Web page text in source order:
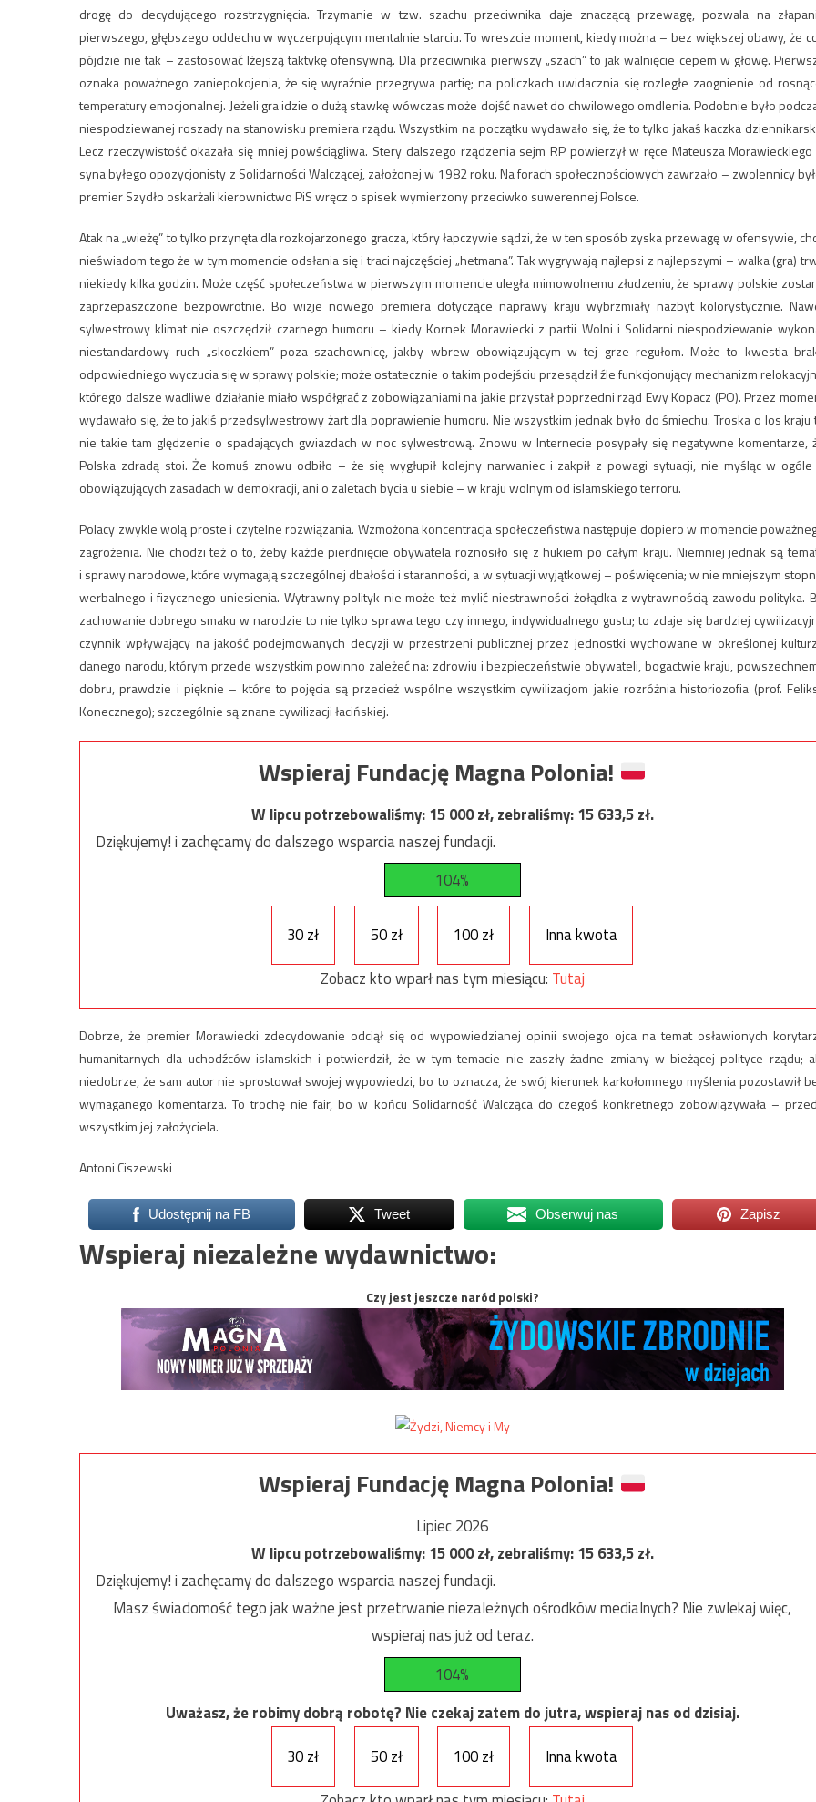
drogę do decydującego rozstrzygnięcia. Trzymanie w tzw. szachu przeciwnika daje znaczącą przewagę, pozwala na
pierwszego, głębszego oddechu w wyczerpującym mentalnie starciu. To wreszcie moment, kiedy można – bez większej obawy, że
pójdzie nie tak – zastosować lżejszą taktykę ofensywną. Dla przeciwnika pierwszy „szach” to jak walnięcie cepem w głowę.
oznaka poważnego zaniepokojenia, że się wyraźnie przegrywa partię; na policzkach uwidacznia się rozległe zaognienie od
temperatury emocjonalnej. Jeżeli gra idzie o dużą stawkę wówczas może dojść nawet do chwilowego omdlenia. Podobnie było
niespodziewanej roszady na stanowisku premiera rządu. Wszystkim na początku wydawało się, że to tylko jakaś kaczka
Lecz rzeczywistość okazała się mniej powściągliwa. Stery dalszego rządzenia sejm RP powierzył w ręce Mateusza
syna byłego opozycjonisty z Solidarności Walczącej, założonej w 1982 roku. Na forach społecznościowych zawrzało – zwolennicy
premier Szydło oskarżali kierownictwo PiS wręcz o spisek wymierzony przeciwko suwerennej Polsce.
Atak na „wieżę” to tylko przynęta dla rozkojarzonego gracza, który łapczywie sądzi, że w ten sposób zyska przewagę w ofensywie,
nieświadom tego że w tym momencie odsłania się i traci najczęściej „hetmana”. Tak wygrywają najlepsi z najlepszymi – walka (gra)
niekiedy kilka godzin. Może część społeczeństwa w pierwszym momencie uległa mimowolnemu złudzeniu, że sprawy polskie
zaprzepaszczone bezpowrotnie. Bo wizje nowego premiera dotyczące naprawy kraju wybrzmiały nazbyt kolorystycznie.
sylwestrowy klimat nie oszczędził czarnego humoru – kiedy Kornek Morawiecki z partii Wolni i Solidarni niespodziewanie
niestandardowy ruch „skoczkiem” poza szachownicę, jakby wbrew obowiązującym w tej grze regułom. Może to kwestia
odpowiedniego wyczucia się w sprawy polskie; może ostatecznie o takim podejściu przesądził źle funkcjonujący mechanizm
którego dalsze wadliwe działanie miało współgrać z zobowiązaniami na jakie przystał poprzedni rząd Ewy Kopacz (PO). Przez
wydawało się, że to jakiś przedsylwestrowy żart dla poprawienie humoru. Nie wszystkim jednak było do śmiechu. Troska o los kraju
nie takie tam ględzenie o spadających gwiazdach w noc sylwestrową. Znowu w Internecie posypały się negatywne komentarze,
Polska zdradą stoi. Że komuś znowu odbiło – że się wygłupił kolejny narwaniec i zakpił z powagi sytuacji, nie myśląc w
obowiązujących zasadach w demokracji, ani o zaletach bycia u siebie – w kraju wolnym od islamskiego terroru.
Polacy zwykle wolą proste i czytelne rozwiązania. Wzmożona koncentracja społeczeństwa następuje dopiero w momencie
zagrożenia. Nie chodzi też o to, żeby każde pierdnięcie obywatela roznosiło się z hukiem po całym kraju. Niemniej jednak są
i sprawy narodowe, które wymagają szczególnej dbałości i staranności, a w sytuacji wyjątkowej – poświęcenia; w nie mniejszym
werbalnego i fizycznego uniesienia. Wytrawny polityk nie może też mylić niestrawności żołądka z wytrawnością zawodu polityka.
zachowanie dobrego smaku w narodzie to nie tylko sprawa tego czy innego, indywidualnego gustu; to zdaje się bardziej
czynnik wpływający na jakość podejmowanych decyzji w przestrzeni publicznej przez jednostki wychowane w określonej
danego narodu, którym przede wszystkim powinno zależeć na: zdrowiu i bezpieczeństwie obywateli, bogactwie kraju,
dobru, prawdzie i pięknie – które to pojęcia są przecież wspólne wszystkim cywilizacjom jakie rozróżnia historiozofia (prof.
Konecznego); szczególnie są znane cywilizacji łacińskiej.
Wspieraj Fundację Magna Polonia!
W lipcu potrzebowaliśmy:15 000zł, zebraliśmy:15 633,5zł.
Dziękujemy! i zachęcamy do dalszego wsparcia naszej fundacji.
104%
30 zł 50 zł 100 zł
Inna kwota
Zobacz kto wparł nas tym miesiącu: Tutaj
Dobrze, że premier Morawiecki zdecydowanie odciął się od wypowiedzianej opinii swojego ojca na temat osławionych
humanitarnych dla uchodźców islamskich i potwierdził, że w tym temacie nie zaszły żadne zmiany w bieżącej polityce rządu;
niedobrze, że sam autor nie sprostował swojej wypowiedzi, bo to oznacza, że swój kierunek karkołomnego myślenia pozostawił
wymaganego komentarza. To trochę nie fair, bo w końcu Solidarność Walcząca do czegoś konkretnego zobowiązywała –
wszystkim jej założyciela.
Antoni Ciszewski
Udostępnij na FB Tweet Obserwuj nas Zapisz
Wspieraj niezależne wydawnictwo:
Czy jest jeszcze naród polski?
Wspieraj Fundację Magna Polonia!
Lipiec 2026
W lipcu potrzebowaliśmy:15 000zł, zebraliśmy:15 633,5zł.
Dziękujemy! i zachęcamy do dalszego wsparcia naszej fundacji.
Masz świadomość tego jak ważne jest przetrwanie niezależnych ośrodków medialnych? Nie zwlekaj więc,
wspieraj nas już od teraz.
104%
Uważasz, że robimy dobrą robotę? Nie czekaj zatem do jutra, wspieraj nas od dzisiaj.
30 zł
50 zł 100 zł
Inna kwota